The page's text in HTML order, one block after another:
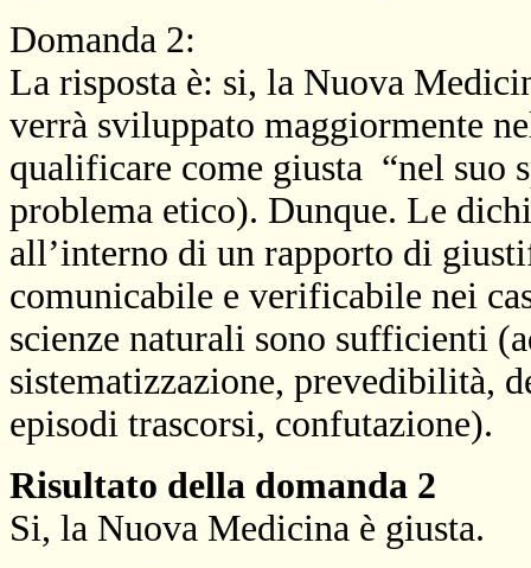
Domanda 2:
La risposta è: si, la Nuova
verrà sviluppato maggiormente
qualificare come giusta “nel suo
problema etico). Dunque. Le
all’interno di un rapporto di
comunicabile e verificabile nei
scienze naturali sono sufficienti
sistematizzazione, prevedibilità,
episodi trascorsi, confutazione).
Risultato della domanda 2
Si, la Nuova Medicina è giusta.